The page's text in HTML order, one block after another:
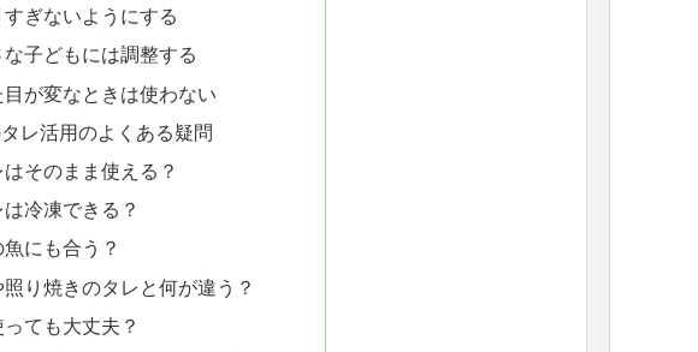
ぎないようにする
子どもには調整する
が変なときは使わない
レ活用のよくある疑問
そのまま使える？
冷凍できる？
にも合う？
り焼きのタレと何が違う？
ても大丈夫？